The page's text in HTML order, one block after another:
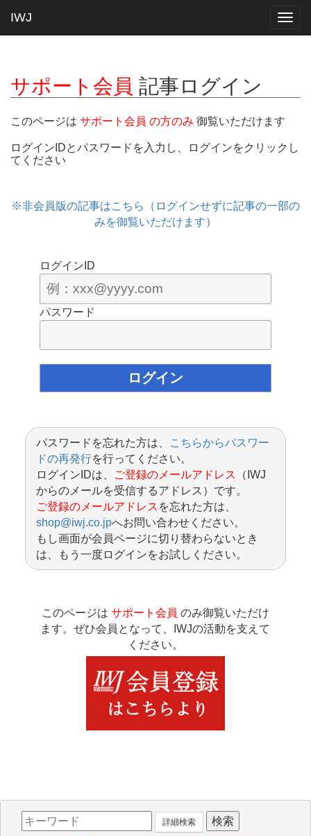
IWJ
サポート会員 記事ログイン
このページは サポート会員 の方のみ 御覧いただけます
ログインIDとパスワードを入力し、ログインをクリックし
てください
※非会員版の記事はこちら（ログインせずに記事の一部の
みを御覧いただけます）
ログインID
パスワード
パスワードを忘れた方は、
こちらからパスワー
ドの再発行を行ってください。
ログインIDは、
ご登録のメールアドレス
（IWJ
からのメールを受信するアドレス）です。
ご登録のメールアドレス を忘れた方は、
shop@iwj.co.jpへお問い合わせください。
もし画面が会員ページに切り替わらないとき
は、もう一度ログインをお試しください。
このページは サポート会員 のみ御覧いただけ
ます。ぜひ会員となって、IWJの活動を支えて
ください。
詳細検索